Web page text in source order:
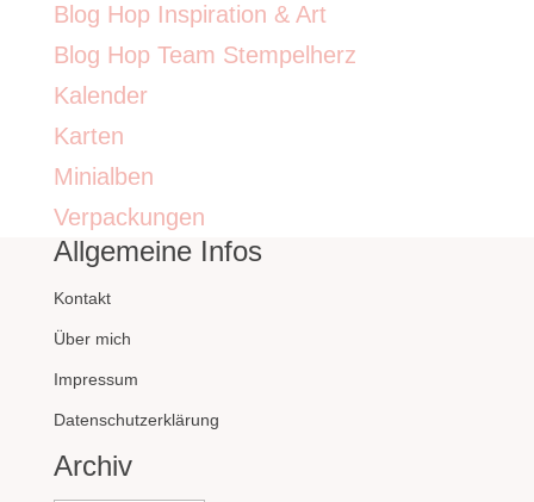
Blog Hop Inspiration & Art
Blog Hop Team Stempelherz
Kalender
Karten
Minialben
Verpackungen
Allgemeine Infos
Kontakt
Über mich
Impressum
Datenschutzerklärung
Archiv